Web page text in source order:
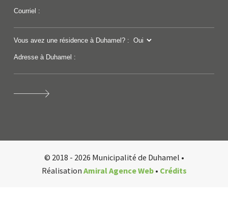
Courriel :
Vous avez une résidence à Duhamel? :
Adresse à Duhamel :
© 2018 - 2026 Municipalité de Duhamel •
Réalisation Amiral Agence Web• Crédits